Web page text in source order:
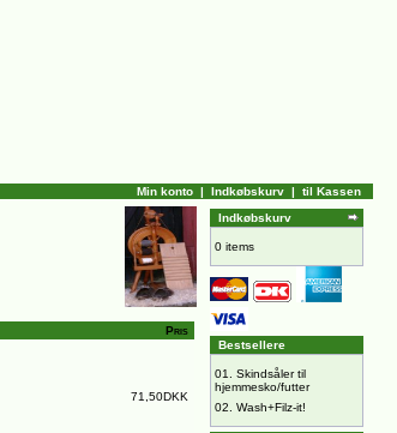
Min konto | Indkøbskurv | til Kassen
Pris
71,50DKK
Indkøbskurv
0 items
Bestsellere
01. Skindsåler til
hjemmesko/futter
02. Wash+Filz-it!